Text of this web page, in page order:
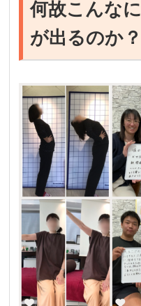
何故こんな
が出るのか？